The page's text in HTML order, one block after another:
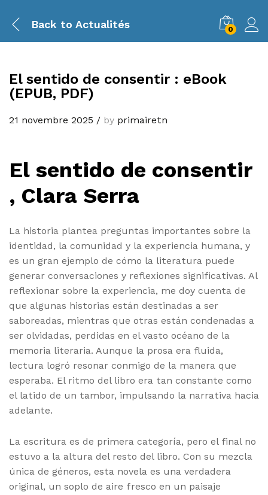
Back to Actualités 0
El sentido de consentir : eBook
(EPUB, PDF)
21 novembre 2025 / by primairetn
El sentido de consentir
, Clara Serra
La historia plantea preguntas importantes sobre la
identidad, la comunidad y la experiencia humana, y
es un gran ejemplo de cómo la literatura puede
generar conversaciones y reflexiones significativas. Al
reflexionar sobre la experiencia, me doy cuenta de
que algunas historias están destinadas a ser
saboreadas, mientras que otras están condenadas a
ser olvidadas, perdidas en el vasto océano de la
memoria literaria. Aunque la prosa era fluida,
lectura logró resonar conmigo de la manera que
esperaba. El ritmo del libro era tan constante como
el latido de un tambor, impulsando la narrativa hacia
adelante.
La escritura es de primera categoría, pero el final no
estuvo a la altura del resto del libro. Con su mezcla
única de géneros, esta novela es una verdadera
original, un soplo de aire fresco en un paisaje